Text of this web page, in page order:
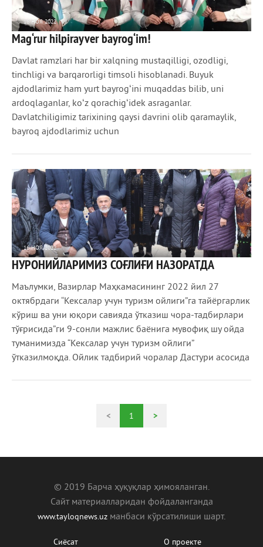
18 НОЯ 2022
1 204 0
Mag‘rur hilpirayver bayrog‘im!
Davlat ramzlari har bir xalqning mustaqilligi, ozodligi,
tinchligi va barqarorligi timsoli hisoblanadi. Buyuk
ajdodlarimiz ham yurt bayrogʻini muqaddas bilib, uni
ardoqlaganlar, koʻz qorachigʻidek asraganlar.
Davlatchiligimiz tarixining qaysi davrini olib qaramaylik,
bayroq ajdodlarimiz uchun
16 НОЯ 2022
815 0
НУРОНИЙЛАРИМИЗ СОҒЛИҒИ НАЗОРАТДА
Маълумки, Вазирлар Маҳкамасининг 2022 йил 27
октябрдаги “Кексалар учун туризм ойлиги”га тайёргарлик
кўриш ва уни юқори савияда ўтказиш чора-тадбирлари
тўғрисида”ги 9-сонли мажлис баёнига мувофиқ шу ойда
туманимизда “Кексалар учун туризм ойлиги”
ўтказилмоқда. Ойлик тадбирий чоралар Дастури асосида
< 1 >
© 2019 Барча ҳуқуқлар ҳимояланган.
Сайт материалларидан фойдаланганда
www.tayloqnews.uz манбаcи кўрсатилиши шарт.
Сиёсат О проекте